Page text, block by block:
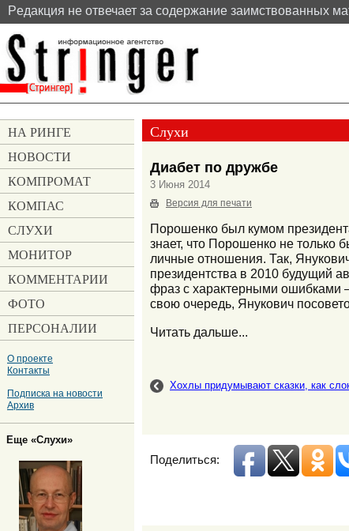
Pедакция не отвечает за содержание заимствованных
Слухи
Диабет по дружбе
3 Июня 2014
Версия для печати
Порошенко был кумом
знает, что Порошенко не только
личные отношения. Так,
президентства в 2010 будущий
фраз с характерными ошибками
свою очередь, Янукович
Читать дальше...
Хохлы придумывают сказки, как
Поделиться:
НА РИНГЕ
НОВОСТИ
КОМПРОМАТ
КОМПАС
СЛУХИ
МОНИТОР
КОММЕНТАРИИ
ФОТО
ПЕРСОНАЛИИ
О проекте
Контакты
Подписка на новости
Архив
Еще «Слухи»